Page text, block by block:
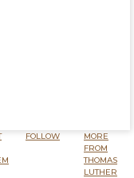
FOLLOW
MORE
FROM
THOMAS
LUTHER